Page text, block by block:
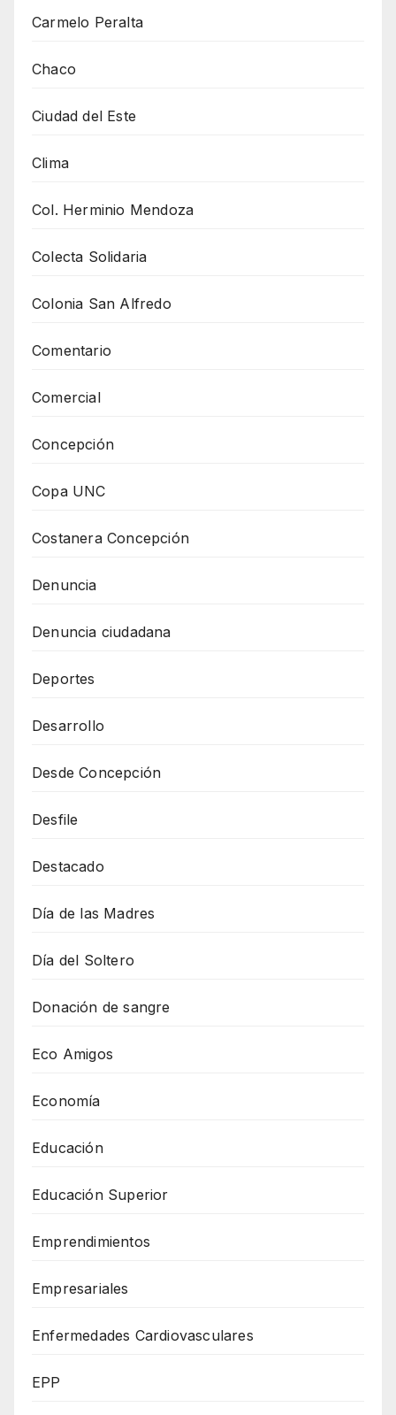
Carmelo Peralta
Chaco
Ciudad del Este
Clima
Col. Herminio Mendoza
Colecta Solidaria
Colonia San Alfredo
Comentario
Comercial
Concepción
Copa UNC
Costanera Concepción
Denuncia
Denuncia ciudadana
Deportes
Desarrollo
Desde Concepción
Desfile
Destacado
Día de las Madres
Día del Soltero
Donación de sangre
Eco Amigos
Economía
Educación
Educación Superior
Emprendimientos
Empresariales
Enfermedades Cardiovasculares
EPP